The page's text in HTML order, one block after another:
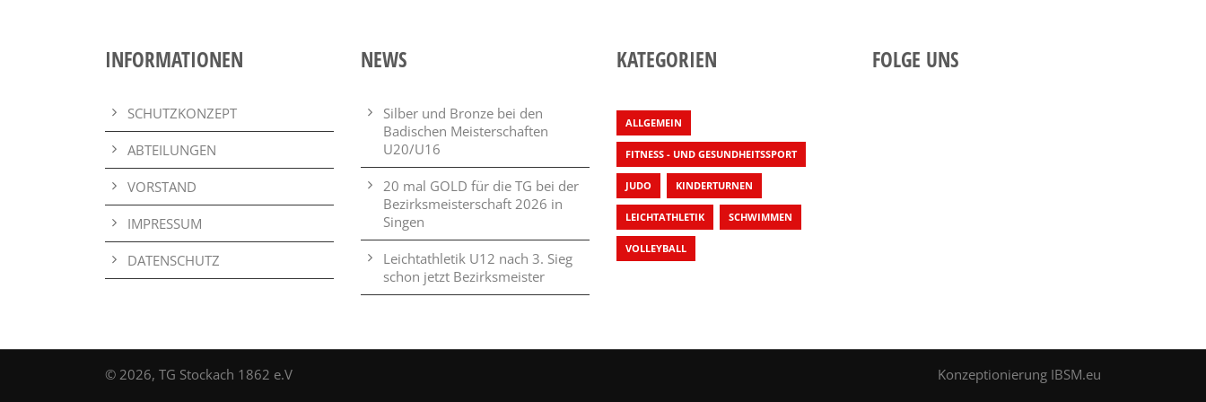
INFORMATIONEN
SCHUTZKONZEPT
ABTEILUNGEN
VORSTAND
IMPRESSUM
DATENSCHUTZ
NEWS
Silber und Bronze bei den
Badischen Meisterschaften
U20/U16
20 mal GOLD für die TG bei der
Bezirksmeisterschaft 2026 in
Singen
Leichtathletik U12 nach 3. Sieg
schon jetzt Bezirksmeister
KATEGORIEN
ALLGEMEIN
FITNESS - UND GESUNDHEITSSPORT
JUDO KINDERTURNEN
LEICHTATHLETIK SCHWIMMEN
VOLLEYBALL
FOLGE UNS
© 2026, TG Stockach 1862 e.V Konzeptionierung IBSM.eu